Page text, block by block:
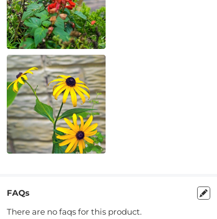
FAQs
There are no faqs for this product.